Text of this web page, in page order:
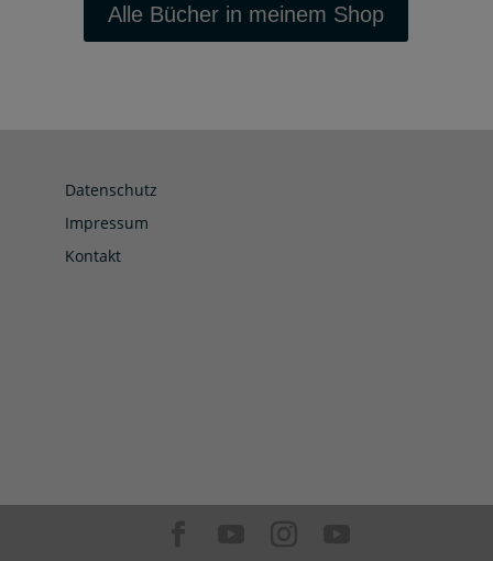
Alle Bücher in meinem Shop
Datenschutz
Impressum
Kontakt